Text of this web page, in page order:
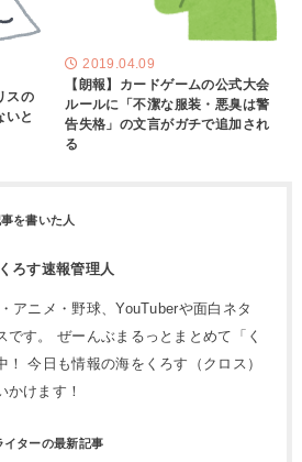
スの
いと
2019.04.09
【朗報】カードゲームの公式大会
ルールに「不潔な服装・悪臭は警
告失格」の文言がガチで追加され
る
くろす速報管理人
アニメ・野球、YouTuberや面白ネタ
です。 ぜーんぶまるっとまとめて「く
！ 今日も情報の海をくろす（クロス）
かけます！